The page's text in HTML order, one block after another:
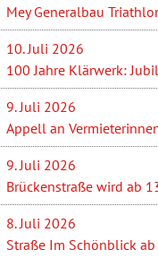
Mey Generalbau
10. Juli 2026
100 Jahre Klärwerk:
9. Juli 2026
Appell an
9. Juli 2026
Brückenstraße wird ab
8. Juli 2026
Straße Im Schönblick